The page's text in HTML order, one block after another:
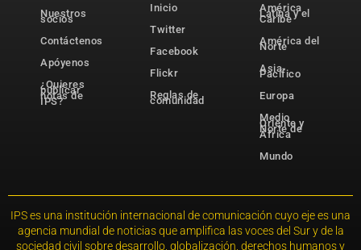
Nuestros
socios
Contáctenos
Apóyenos
¿Quieres
publicar
notas de
IPS?
Inicio
Twitter
Facebook
Flickr
Reglas de
comunidad
América
Latina y el
Caribe
América del
Norte
Asia-
Pacífico
Europa
Medio
Oriente y
Norte de
África
Mundo
IPS es una institución internacional de comunicación cuyo eje es una
agencia mundial de noticias que amplifica las voces del Sur y de la
sociedad civil sobre desarrollo, globalización, derechos humanos y